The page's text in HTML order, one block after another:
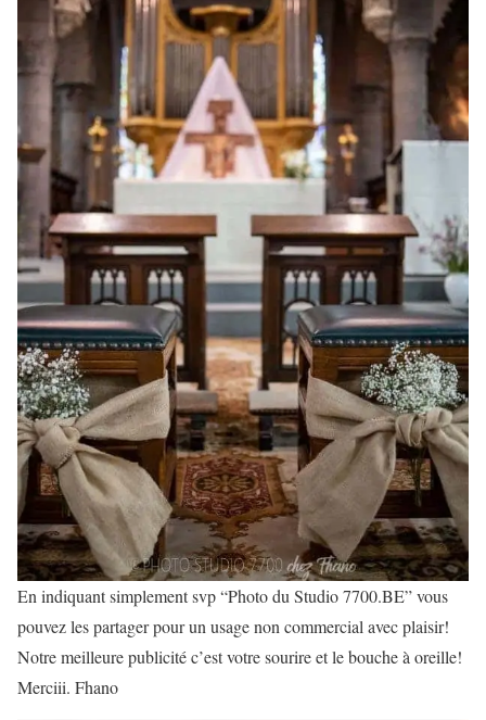
En indiquant simplement svp “Photo du Studio 7700.BE” vous
pouvez les partager pour un usage non commercial avec plaisir!
Notre meilleure publicité c’est votre sourire et le bouche à oreille!
Merciii. Fhano